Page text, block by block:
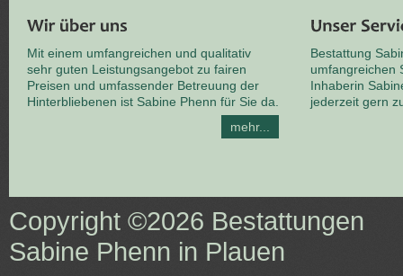
Mit einem umfangreichen und qualitativ
sehr guten Leistungsangebot zu fairen
Preisen und umfassender Betreuung der
Hinterbliebenen ist Sabine Phenn für Sie da.
mehr...
Bestattung
umfangreichen
Inhaberin
jederzeit gern
Copyright ©2026 Bestattungen
Sabine Phenn in Plauen